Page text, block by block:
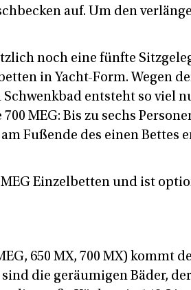
auf. Um den
noch eine fünfte
in Yacht-Form. Wegen
entsteht so viel
MEG: Bis zu sechs
Fußende des einen Bettes
MEG Einzelbetten und ist
650 MX, 700 MX) kommt
die geräumigen Bäder,